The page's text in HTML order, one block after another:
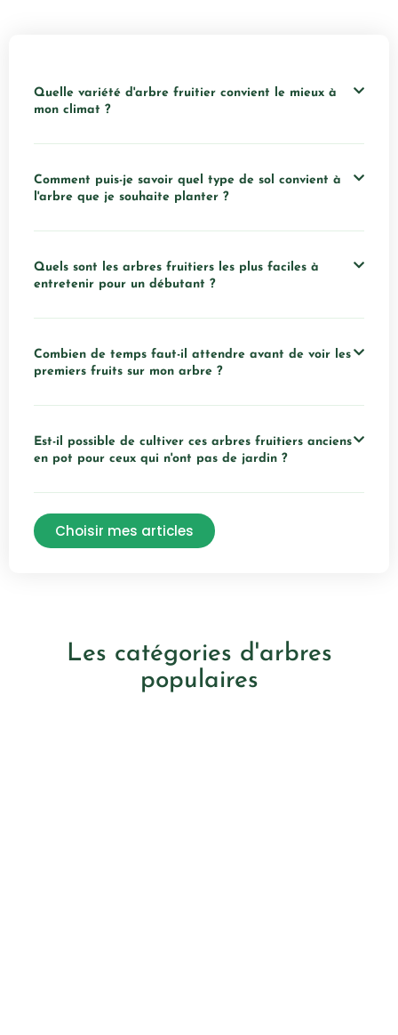
Quelle variété d'arbre fruitier convient le mieux à
mon climat ?
Comment puis-je savoir quel type de sol convient à
l'arbre que je souhaite planter ?
Quels sont les arbres fruitiers les plus faciles à
entretenir pour un débutant ?
Combien de temps faut-il attendre avant de voir les
premiers fruits sur mon arbre ?
Est-il possible de cultiver ces arbres fruitiers anciens
en pot pour ceux qui n'ont pas de jardin ?
Choisir mes articles
Les catégories d'arbres
populaires